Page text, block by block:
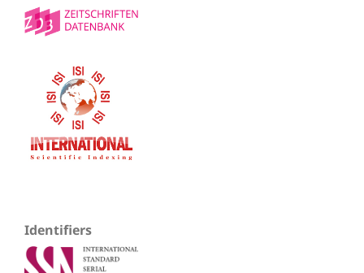
Identifiers